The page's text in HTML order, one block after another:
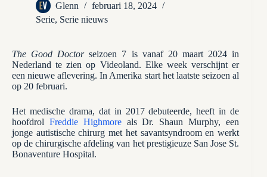
Glenn
februari 18, 2024
Serie, Serie nieuws
The Good Doctorseizoen 7 is vanaf 20 maart 2024 in
Nederland te zien op Videoland. Elke week verschijnt er
een nieuwe aflevering. In Amerika start het laatste seizoen al
op 20 februari.
Het medische drama, dat in 2017 debuteerde, heeft in de
hoofdrol Freddie Highmoreals Dr. Shaun Murphy, een
jonge autistische chirurg met het savantsyndroom en werkt
op de chirurgische afdeling van het prestigieuze San Jose St.
Bonaventure Hospital.